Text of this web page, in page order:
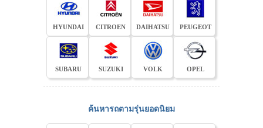
HYUNDAI CITROEN DAIHATSU PEUGEOT
SUBARU SUZUKI VOLK OPEL
ค้นหารถตามรุ่นยอดนิยม